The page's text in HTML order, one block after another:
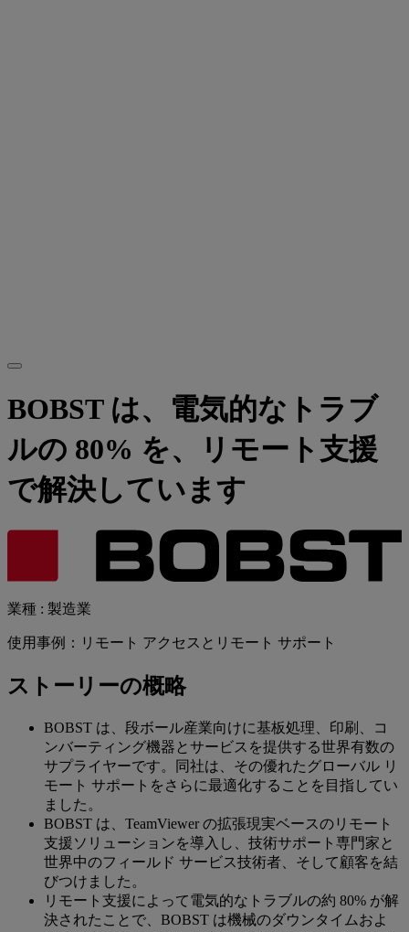
BOBST は、電気的なトラブ
ルの 80% を、リモート支援
で解決しています
業種 : 製造業
使用事例：リモート アクセスとリモート サポート
ストーリーの概略
BOBST は、段ボール産業向けに基板処理、印刷、コ
ンバーティング機器とサービスを提供する世界有数の
サプライヤーです。同社は、その優れたグローバル リ
モート サポートをさらに最適化することを目指してい
ました。
BOBST は、TeamViewer の拡張現実ベースのリモート
支援ソリューションを導入し、技術サポート専門家と
世界中のフィールド サービス技術者、そして顧客を結
びつけました。
リモート支援によって電気的なトラブルの約 80% が解
決されたことで、BOBST は機械のダウンタイムおよ